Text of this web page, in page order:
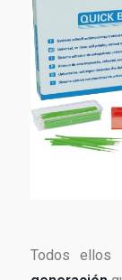
Todos ellos